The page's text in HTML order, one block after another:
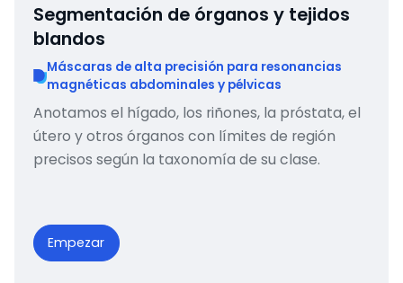
Segmentación de órganos y tejidos
blandos
Máscaras de alta precisión para resonancias
magnéticas abdominales y pélvicas
Anotamos el hígado, los riñones, la próstata, el
útero y otros órganos con límites de región
precisos según la taxonomía de su clase.
Empezar